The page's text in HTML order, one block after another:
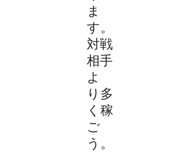
ま
す。
対戦
相手
よ
り多
く稼
ご
う。